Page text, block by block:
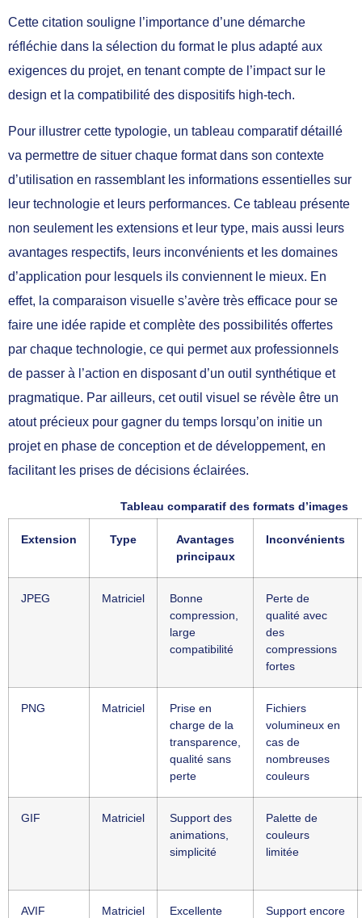
Cette citation souligne l’importance d’une démarche
réfléchie dans la sélection du format le plus adapté aux
exigences du projet, en tenant compte de l’impact sur le
design et la compatibilité des dispositifs high-tech.
Pour illustrer cette typologie, un tableau comparatif détaillé
va permettre de situer chaque format dans son contexte
d’utilisation en rassemblant les informations essentielles sur
leur technologie et leurs performances. Ce tableau présente
non seulement les extensions et leur type, mais aussi leurs
avantages respectifs, leurs inconvénients et les domaines
d’application pour lesquels ils conviennent le mieux. En
effet, la comparaison visuelle s’avère très efficace pour se
faire une idée rapide et complète des possibilités offertes
par chaque technologie, ce qui permet aux professionnels
de passer à l’action en disposant d’un outil synthétique et
pragmatique. Par ailleurs, cet outil visuel se révèle être un
atout précieux pour gagner du temps lorsqu’on initie un
projet en phase de conception et de développement, en
facilitant les prises de décisions éclairées.
Tableau comparatif des formats d’images
Extension Type
Avantages
principaux
Inconvénients
JPEG Matriciel
Bonne
compression,
large
compatibilité
Perte de
qualité avec
des
compressions
fortes
PNG Matriciel
Prise en
charge de la
transparence,
qualité sans
perte
Fichiers
volumineux en
cas de
nombreuses
couleurs
GIF Matriciel
Support des
animations,
simplicité
Palette de
couleurs
limitée
AVIF Matriciel Excellente Support encore